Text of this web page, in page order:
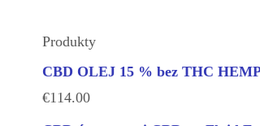
Produkty
CBD OLEJ 15 % bez THC
€114.00